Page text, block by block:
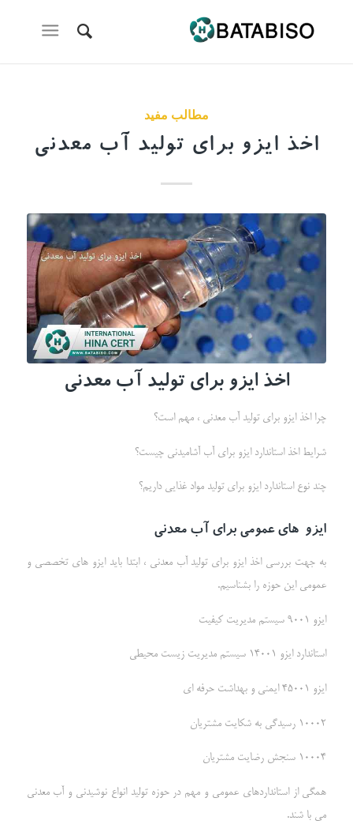
مطالب مفید
اخذ ایزو برای تولید آب معدنی
اخذ ایزو برای تولید آب معدنی
چرا اخذ ایزو برای تولید آب معدنی ، مهم است؟
شرایط اخذ استاندارد ایزو برای آب آشامیدنی چیست؟
چند نوع استاندارد ایزو برای تولید مواد غذایی داریم؟
ایزو های عمومی برای آب معدنی
به جهت بررسی اخذ ایزو برای تولید آب معدنی ، ابتدا باید ایزو های تخصصی و
عمومی این حوزه را بشناسیم.
ایزو 9001 سیستم مدیریت کیفیت
استاندارد ایزو 14001 سیستم مدیریت زیست محیطی
ایزو 45001 ایمنی و بهداشت حرفه ای
10002 رسیدگی به شکایت مشتریان
10004 سنجش رضایت مشتریان
همگی از استانداردهای عمومی و مهم در حوزه تولید انواع نوشیدنی و آب معدنی
می با شند.